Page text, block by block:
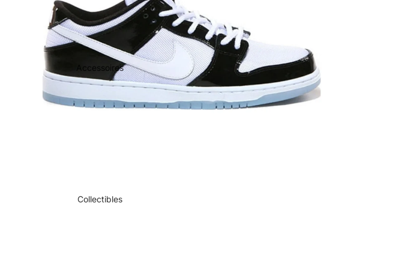
Accessoires
Collectibles